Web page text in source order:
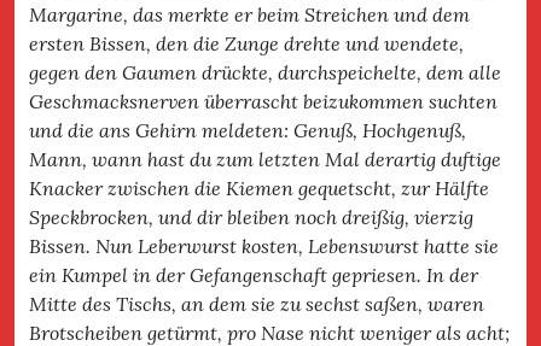
Margarine, das merkte er beim Streichen und dem
ersten Bissen, den die Zunge drehte und wendete,
gegen den Gaumen drückte, durchspeichelte, dem alle
Geschmacksnerven überrascht beizukommen suchten
und die ans Gehirn meldeten: Genuß, Hochgenuß,
Mann, wann hast du zum letzten Mal derartig duftige
Knacker zwischen die Kiemen gequetscht, zur Hälfte
Speckbrocken, und dir bleiben noch dreißig, vierzig
Bissen. Nun Leberwurst kosten, Lebenswurst hatte sie
ein Kumpel in der Gefangenschaft gepriesen. In der
Mitte des Tischs, an dem sie zu sechst saßen, waren
Brotscheiben getürmt, pro Nase nicht weniger als acht;